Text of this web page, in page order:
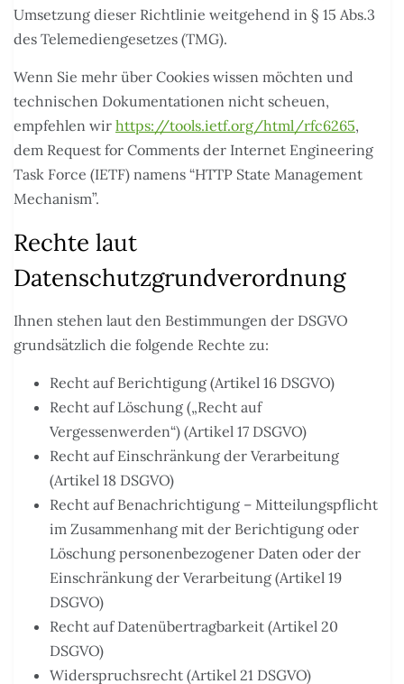
Umsetzung dieser Richtlinie weitgehend in § 15 Abs.3
des Telemediengesetzes (TMG).
Wenn Sie mehr über Cookies wissen möchten und
technischen Dokumentationen nicht scheuen,
empfehlen wir https://tools.ietf.org/html/rfc6265,
dem Request for Comments der Internet Engineering
Task Force (IETF) namens “HTTP State Management
Mechanism”.
Rechte laut
Datenschutzgrundverordnung
Ihnen stehen laut den Bestimmungen der DSGVO
grundsätzlich die folgende Rechte zu:
Recht auf Berichtigung (Artikel 16 DSGVO)
Recht auf Löschung („Recht auf
Vergessenwerden“) (Artikel 17 DSGVO)
Recht auf Einschränkung der Verarbeitung
(Artikel 18 DSGVO)
Recht auf Benachrichtigung – Mitteilungspflicht
im Zusammenhang mit der Berichtigung oder
Löschung personenbezogener Daten oder der
Einschränkung der Verarbeitung (Artikel 19
DSGVO)
Recht auf Datenübertragbarkeit (Artikel 20
DSGVO)
Widerspruchsrecht (Artikel 21 DSGVO)